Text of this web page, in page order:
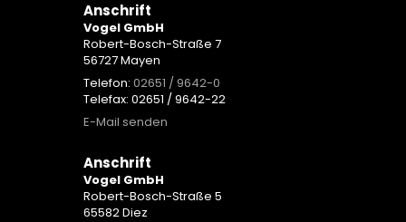
Anschrift
Vogel GmbH
Robert-Bosch-Straße 7
56727 Mayen
Telefon: 02651 / 9642-0
Telefax: 02651 / 9642-22
E-Mail senden
Anschrift
Vogel GmbH
Robert-Bosch-Straße 5
65582 Diez